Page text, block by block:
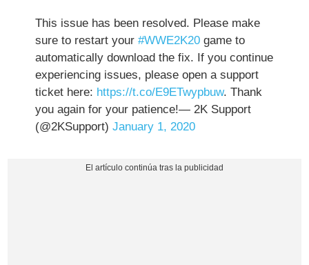
This issue has been resolved. Please make
sure to restart your#WWE2K20 game to
automatically download the fix. If you continue
experiencing issues, please open a support
ticket here: https://t.co/E9ETwypbuw. Thank
you again for your patience!— 2K Support
(@2KSupport)January 1, 2020